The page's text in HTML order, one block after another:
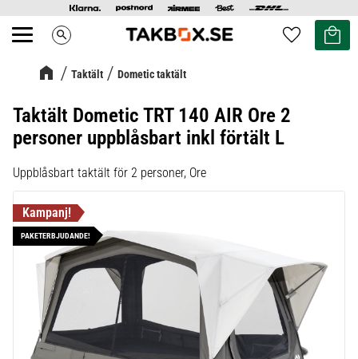
Meny search Favoriter
Kundvagn
Taktält Dometic taktält
Taktält Dometic TRT 140 AIR Ore 2
personer uppblåsbart inkl förtält L
Uppblåsbart taktält för 2 personer, Ore
PAKETERBJUDANDE!